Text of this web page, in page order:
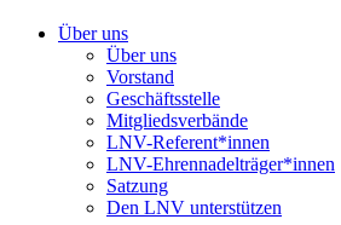
Über uns
Über uns
Vorstand
Geschäftsstelle
Mitgliedsverbände
LNV-Referent*innen
LNV-Ehrennadelträger*innen
Satzung
Den LNV unterstützen